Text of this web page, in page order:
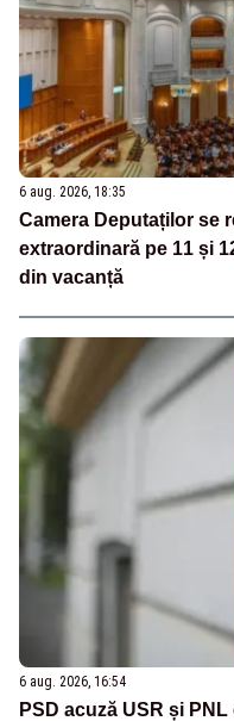
6 aug. 2026, 18:35
Camera Deputaților se
extraordinară pe 11 și
din vacanță
6 aug. 2026, 16:54
PSD acuză USR și